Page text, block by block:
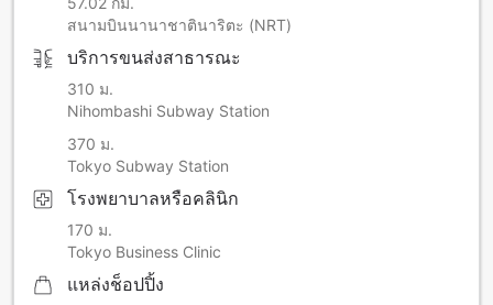
สนามบินนานาชาตินาริตะ (NRT)
บริการขนส่งสาธารณะ
310 ม.
Nihombashi Subway Station
370 ม.
Tokyo Subway Station
โรงพยาบาลหรือคลินิก
170 ม.
Tokyo Business Clinic
แหล่งช็อปปิ้ง